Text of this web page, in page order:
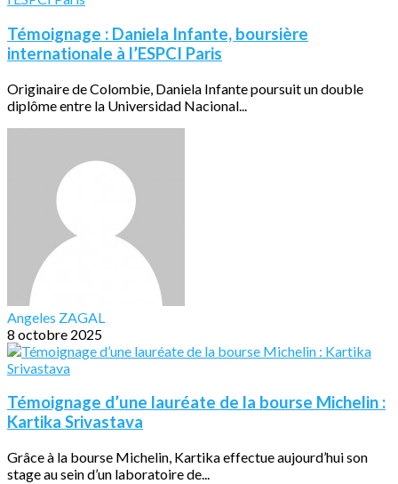
Témoignage : Daniela Infante, boursière
internationale à l’ESPCI Paris
Originaire de Colombie, Daniela Infante poursuit un double
diplôme entre la Universidad Nacional...
Angeles ZAGAL
8 octobre 2025
Témoignage d’une lauréate de la bourse Michelin :
Kartika Srivastava
Grâce à la bourse Michelin, Kartika effectue aujourd’hui son
stage au sein d’un laboratoire de...